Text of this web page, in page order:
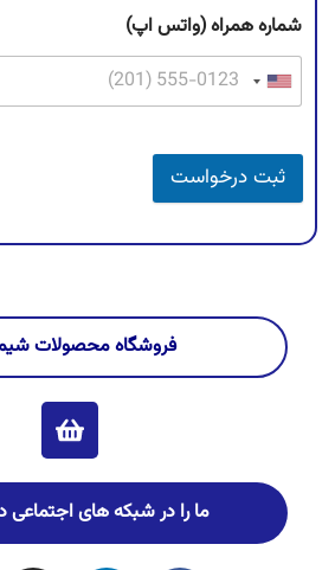
شماره همراه (واتس اپ)
ثبت درخواست
فروشگاه محصولات
ما را در شبکه های اجتماعی